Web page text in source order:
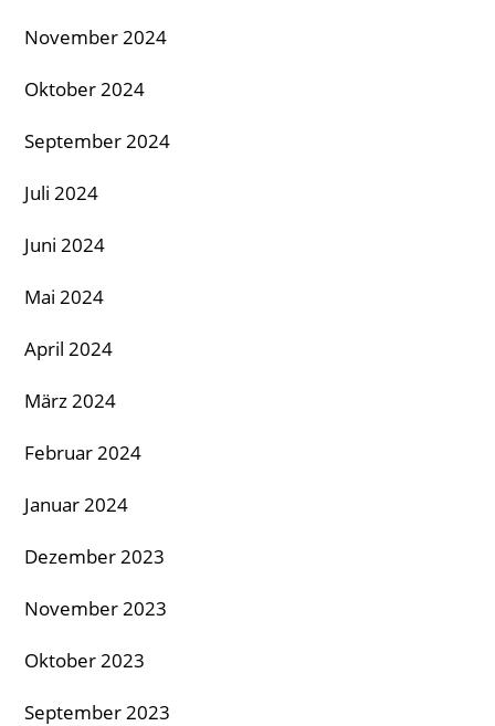
November 2024
Oktober 2024
September 2024
Juli 2024
Juni 2024
Mai 2024
April 2024
März 2024
Februar 2024
Januar 2024
Dezember 2023
November 2023
Oktober 2023
September 2023